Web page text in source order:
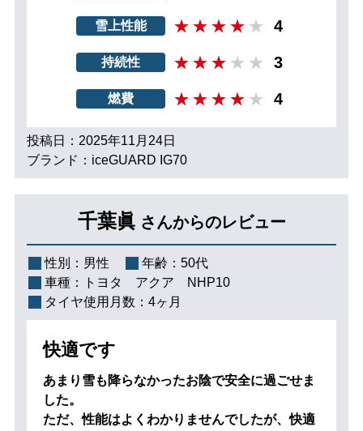
雪上性能 4
持続性 3
燃費 4
投稿日：2025年11月24日
ブランド：iceGUARD IG70
千葉眞 さんからのレビュー
性別： 男性 年齢： 50代
車種：
トヨタ アクア NHP10
タイヤ使用月数： 4ヶ月
快適です
あまり雪も降らなかったお陰で安全に過ごせま
した。
ただ、性能はよくわかりませんでしたが、快適